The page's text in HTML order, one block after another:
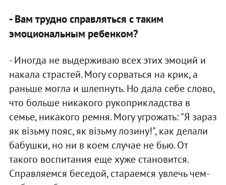
- Вам трудно справляться с таким
эмоциональным ребенком?
- Иногда не выдерживаю всех этих эмоций и
накала страстей. Могу сорваться на крик, а
раньше могла и шлепнуть. Но дала себе слово,
что больше никакого рукоприкладства в
семье, никакого ремня. Могу угрожать: "Я зараз
як візьму пояс, як візьму лозину!", как делали
бабушки, но ни в коем случае не бью. От
такого воспитания еще хуже становится.
Справляемся беседой, стараемся увлечь чем-